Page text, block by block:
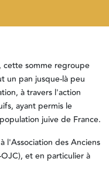
cette somme regroupe
un pan jusque-là peu
à travers l'action
ayant permis le
juive de France.
l'Association des Anciens
et en particulier à